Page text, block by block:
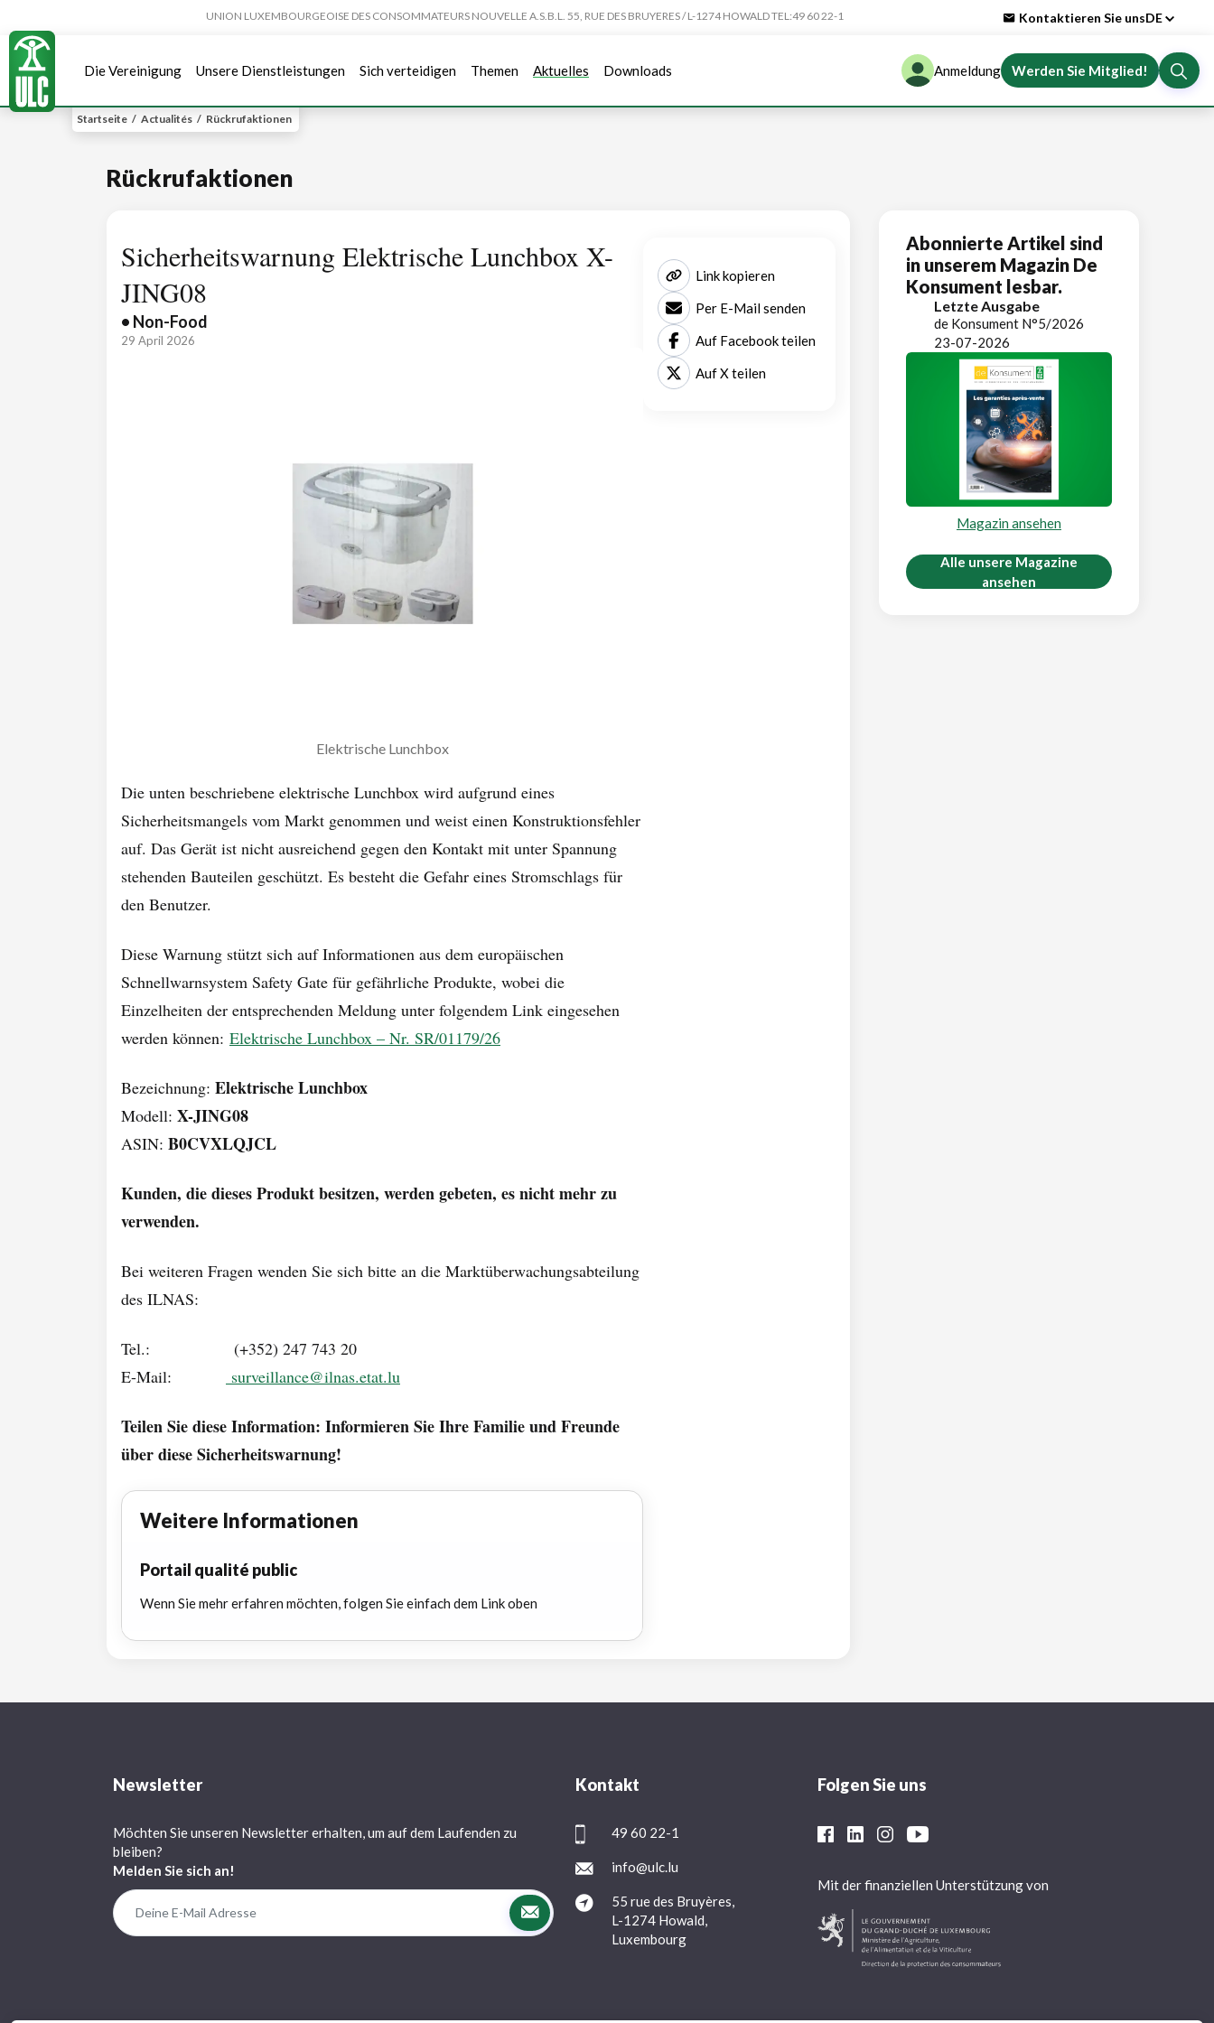
UNION LUXEMBOURGEOISE DES CONSOMMATEURS NOUVELLE A.S.B.L. 55, RUE DES BRUYERES / L-1274 HOWALD TEL:49 60 22-1 Kontaktieren Sie unsDE
Die Vereinigung Unsere Dienstleistungen Sich verteidigen Themen Aktuelles Downloads Anmeldung Werden Sie Mitglied!
Startseite / Actualités / Rückrufaktionen
Rückrufaktionen
Sicherheitswarnung Elektrische Lunchbox X-
JING08
• Non-Food
29 April 2026
Elektrische Lunchbox
Die unten beschriebene elektrische Lunchbox wird aufgrund eines
Sicherheitsmangels vom Markt genommen und weist einen Konstruktionsfehler
auf. Das Gerät ist nicht ausreichend gegen den Kontakt mit unter Spannung
stehenden Bauteilen geschützt. Es besteht die Gefahr eines Stromschlags für
den Benutzer.
Diese Warnung stützt sich auf Informationen aus dem europäischen
Schnellwarnsystem Safety Gate für gefährliche Produkte, wobei die
Einzelheiten der entsprechenden Meldung unter folgendem Link eingesehen
werden können: Elektrische Lunchbox – Nr. SR/01179/26
Bezeichnung: Elektrische Lunchbox
Modell: X-JING08
ASIN: B0CVXLQJCL
Kunden, die dieses Produkt besitzen, werden gebeten, es nicht mehr zu
verwenden.
Bei weiteren Fragen wenden Sie sich bitte an die Marktüberwachungsabteilung
des ILNAS:
Tel.: (+352) 247 743 20
E-Mail:
surveillance@ilnas.etat.lu
Teilen Sie diese Information: Informieren Sie Ihre Familie und Freunde
über diese Sicherheitswarnung!
Weitere Informationen
Portail qualité public
Wenn Sie mehr erfahren möchten, folgen Sie einfach dem Link oben
Link kopieren
Per E-Mail senden
Auf Facebook teilen
Auf X teilen
Abonnierte Artikel sind
in unserem Magazin De
Konsument lesbar.
Letzte Ausgabe
de Konsument N°5/2026
23-07-2026
Magazin ansehen
Alle unsere Magazine
ansehen
Newsletter
Möchten Sie unseren Newsletter erhalten, um auf dem Laufenden zu
bleiben?
Melden Sie sich an!
Kontakt
49 60 22-1
info@ulc.lu
55 rue des Bruyères,
L-1274 Howald,
Luxembourg
Folgen Sie uns
Mit der finanziellen Unterstützung von